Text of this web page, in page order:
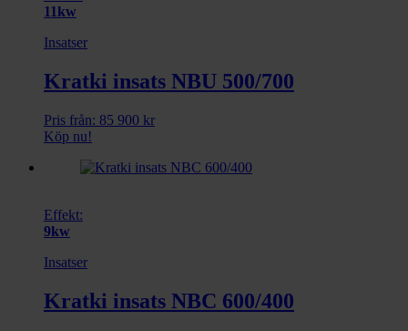
11kw
Insatser
Kratki insats NBU 500/700
Pris från: 85 900 kr
Köp nu!
Effekt:
9kw
Insatser
Kratki insats NBC 600/400